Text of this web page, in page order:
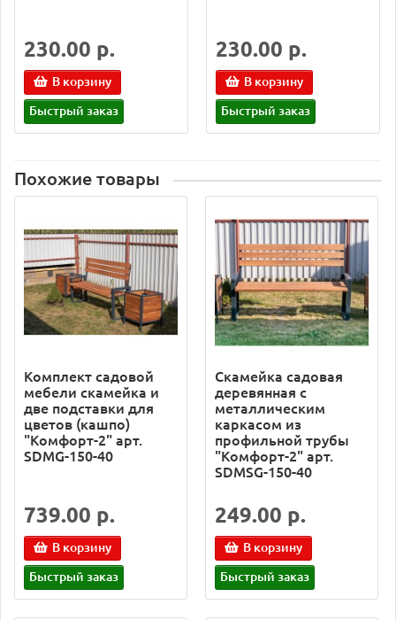
230.00 р.
В корзину
Быстрый заказ
230.00 р.
В корзину
Быстрый заказ
Похожие товары
Комплект садовой
мебели скамейка и
две подставки для
цветов (кашпо)
"Комфорт-2" арт.
SDMG-150-40
739.00 р.
В корзину
Быстрый заказ
Скамейка садовая
деревянная с
металлическим
каркасом из
профильной трубы
"Комфорт-2" арт.
SDMSG-150-40
249.00 р.
В корзину
Быстрый заказ